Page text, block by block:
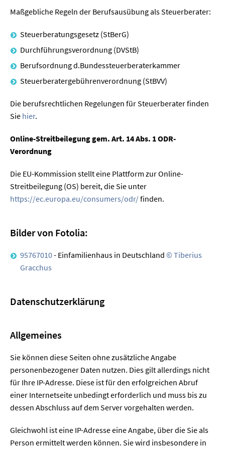
Maßgebliche Regeln der Berufsausübung als Steuerberater:
Steuerberatungsgesetz (StBerG)
Durchführungsverordnung (DVStB)
Berufsordnung d.Bundessteuerberaterkammer
Steuerberatergebührenverordnung (StBVV)
Die berufsrechtlichen Regelungen für Steuerberater finden
Sie hier.
Online-Streitbeilegung gem. Art. 14 Abs. 1 ODR-
Verordnung
Die EU-Kommission stellt eine Plattform zur Online-
Streitbeilegung (OS) bereit, die Sie unter
https://ec.europa.eu/consumers/odr/finden.
Bilder von Fotolia:
95767010- Einfamilienhaus in Deutschland © Tiberius
Gracchus
Datenschutzerklärung
Allgemeines
Sie können diese Seiten ohne zusätzliche Angabe
personenbezogener Daten nutzen. Dies gilt allerdings nicht
für Ihre IP-Adresse. Diese ist für den erfolgreichen Abruf
einer Internetseite unbedingt erforderlich und muss bis zu
dessen Abschluss auf dem Server vorgehalten werden.
Gleichwohl ist eine IP-Adresse eine Angabe, über die Sie als
Person ermittelt werden können. Sie wird insbesondere in